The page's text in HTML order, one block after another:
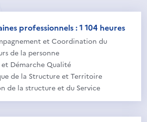
professionnels : 1 104 heures
et Coordination du
de la personne
Démarche Qualité
de la Structure et Territoire
de la structure et du Service